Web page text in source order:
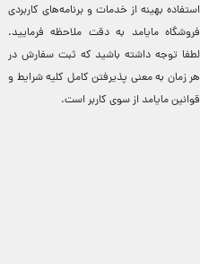
استفاده بهینه از خدمات و برنامه‌‏های کاربردی
فروشگاه مایامد به دقت ملاحظه فرمایید.
لطفا توجه داشته باشید که ثبت سفارش در
هر زمان به معنی پذیرفتن کامل کلیهشرایط و
قوانین مایامداز سوی کاربر است.